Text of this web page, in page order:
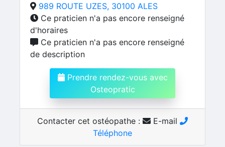
989 ROUTE UZES, 30100 ALES
Ce praticien n'a pas encore renseigné
d'horaires
Ce praticien n'a pas encore renseigné
de description
Prendre rendez-vous avec
Osteopratic
Contacter cet ostéopathe :
E-mail
Téléphone